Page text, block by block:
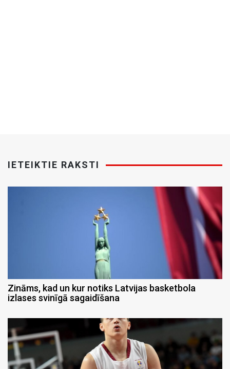
IETEIKTIE RAKSTI
Zināms, kad un kur notiks Latvijas basketbola
izlases svinīgā sagaidīšana